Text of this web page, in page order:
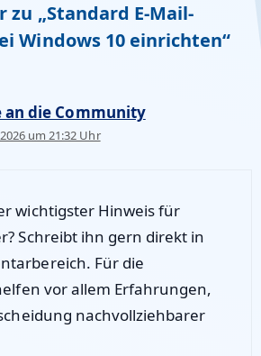
zu „Standard E-Mail-
Windows 10 einrichten“
an die Community
um 21:32 Uhr
wichtigster Hinweis für
Schreibt ihn gern direkt in
Für die
vor allem Erfahrungen,
nachvollziehbarer